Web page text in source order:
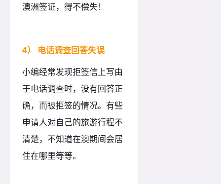
澳洲签证，得不偿失！
4） 电话调查回答失误
小编经常发现拒签信上写由
于电话调查时，没有回答正
确，而被拒签的情况。有些
申请人对自己的旅游行程不
清楚，不知道在澳期间会居
住在哪里等等。